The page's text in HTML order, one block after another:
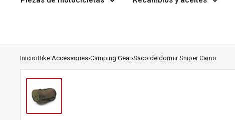
Inicio›Bike Accessories›Camping Gear›Saco de dormir Sniper Camo